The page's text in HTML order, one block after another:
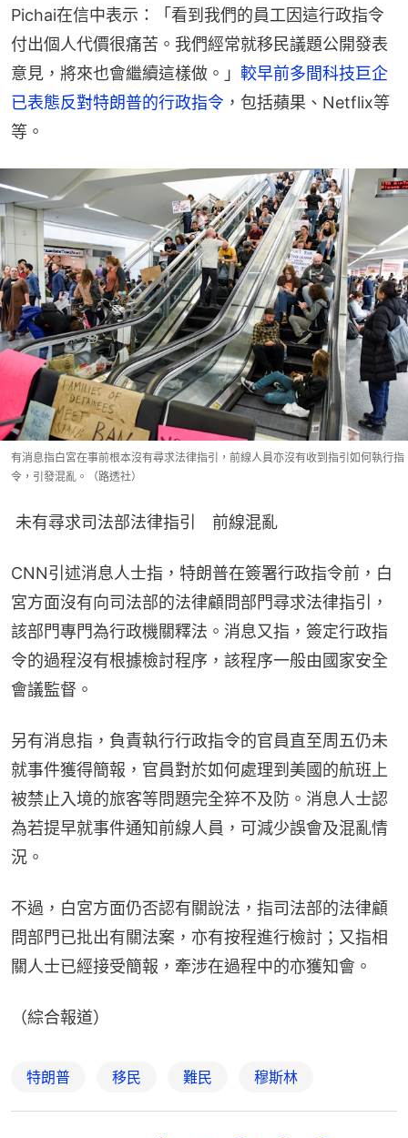
Pichai在信中表示：「看到我們的員工因這行政指令
付出個人代價很痛苦。我們經常就移民議題公開發表
意見，將來也會繼續這樣做。」 較早前多間科技巨企
已表態反對特朗普的行政指令 ，包括蘋果、Netflix等
等。
有消息指白宮在事前根本沒有尋求法律指引，前線人員亦沒有收到指引如何執行指
令，引發混亂。（路透社）
未有尋求司法部法律指引　前線混亂
CNN引述消息人士指，特朗普在簽署行政指令前，白
宮方面沒有向司法部的法律顧問部門尋求法律指引，
該部門專門為行政機關釋法。消息又指，簽定行政指
令的過程沒有根據檢討程序，該程序一般由國家安全
會議監督。
另有消息指，負責執行行政指令的官員直至周五仍未
就事件獲得簡報，官員對於如何處理到美國的航班上
被禁止入境的旅客等問題完全猝不及防。消息人士認
為若提早就事件通知前線人員，可減少誤會及混亂情
況。
不過，白宮方面仍否認有關說法，指司法部的法律顧
問部門已批出有關法案，亦有按程進行檢討；又指相
關人士已經接受簡報，牽涉在過程中的亦獲知會。
（綜合報道）
特朗普 移民 難民 穆斯林